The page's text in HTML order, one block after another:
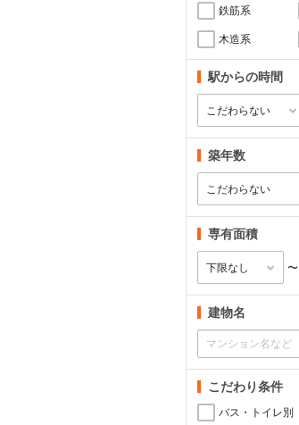
鉄筋系
木造系
駅からの時間
築年数
専有面積
〜
建物名
こだわり条件
バス・トイレ別